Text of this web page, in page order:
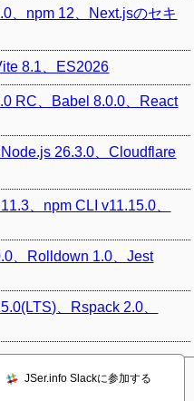
、npm 12、Next.jsのセキ
8.1、ES2026
RC、Babel 8.0.0、React
26.3.0、Cloudflare
、npm CLI v11.15.0、
、Rolldown 1.0、Jest
、Rspack 2.0、
azu_re.
JSer.info Slackに参加する